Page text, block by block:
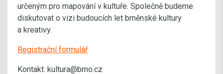
určeným pro mapování v kultuře. Společně budeme
diskutovat o vizi budoucích let brněnské kultury
a kreativy.
Registrační formulář
Kontakt: kultura@brno.cz